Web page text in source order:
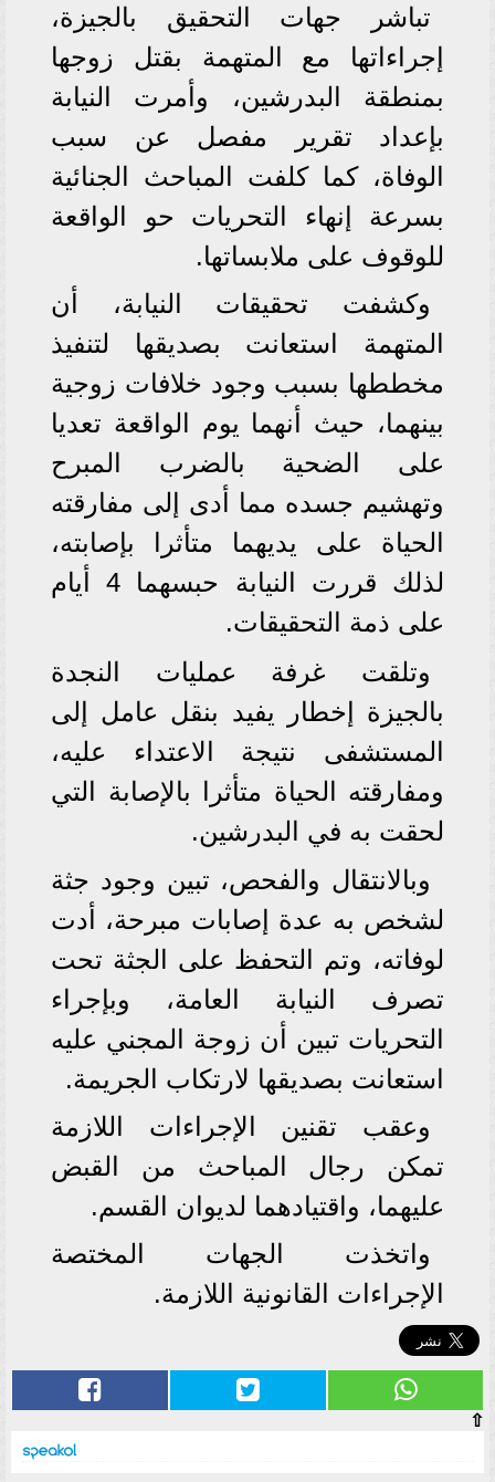
تباشر جهات التحقيق بالجيزة،
إجراءاتها مع المتهمة بقتل زوجها
بمنطقة البدرشين، وأمرت النيابة
بإعداد تقرير مفصل عن سبب
الوفاة، كما كلفت المباحث الجنائية
بسرعة إنهاء التحريات حو الواقعة
للوقوف على ملابساتها.
وكشفت تحقيقات النيابة، أن
المتهمة استعانت بصديقها لتنفيذ
مخططها بسبب وجود خلافات زوجية
بينهما، حيث أنهما يوم الواقعة تعديا
على الضحية بالضرب المبرح
وتهشيم جسده مما أدى إلى مفارقته
الحياة على يديهما متأثرا بإصابته،
لذلك قررت النيابة حبسهما 4 أيام
على ذمة التحقيقات.
وتلقت غرفة عمليات النجدة
بالجيزة إخطار يفيد بنقل عامل إلى
المستشفى نتيجة الاعتداء عليه،
ومفارقته الحياة متأثرا بالإصابة التي
لحقت به في البدرشين.
وبالانتقال والفحص، تبين وجود جثة
لشخص به عدة إصابات مبرحة، أدت
لوفاته، وتم التحفظ على الجثة تحت
تصرف النيابة العامة، وبإجراء
التحريات تبين أن زوجة المجني عليه
استعانت بصديقها لارتكاب الجريمة.
وعقب تقنين الإجراءات اللازمة
تمكن رجال المباحث من القبض
عليهما، واقتيادهما لديوان القسم.
واتخذت الجهات المختصة
الإجراءات القانونية اللازمة.
⇧